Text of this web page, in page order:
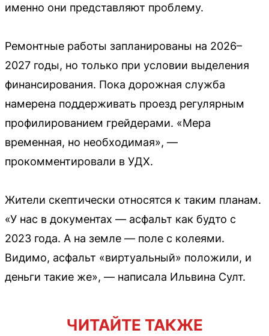
именно они представляют проблему.
Ремонтные работы запланированы на 2026–
2027 годы, но только при условии выделения
финансирования. Пока дорожная служба
намерена поддерживать проезд регулярным
профилированием грейдерами. «Мера
временная, но необходимая», —
прокомментировали в УДХ.
Жители скептически относятся к таким планам.
«У нас в документах — асфальт как будто с
2023 года. А на земле — поле с колеями.
Видимо, асфальт «виртуальный» положили, и
деньги такие же», — написала Ильвина Султ.
ЧИТАЙТЕ ТАКЖЕ